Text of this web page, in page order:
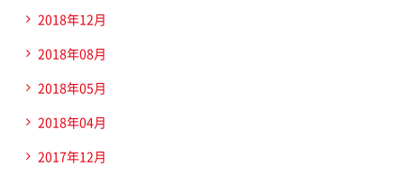
2018年12月
2018年08月
2018年05月
2018年04月
2017年12月